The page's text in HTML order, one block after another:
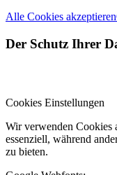
Alle Cookies akzeptieren
Der Schutz Ihrer
Cookies Einstellungen
Wir verwenden Cookies
essenziell, während
zu bieten.